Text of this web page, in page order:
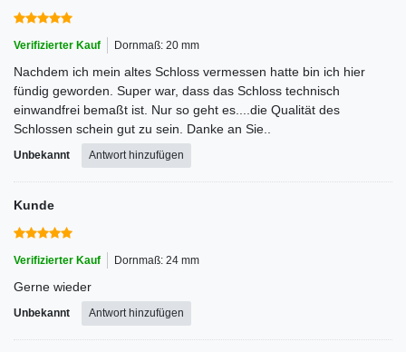
Verifizierter Kauf Dornmaß: 20 mm
Nachdem ich mein altes Schloss vermessen hatte bin ich hier
fündig geworden. Super war, dass das Schloss technisch
einwandfrei bemaßt ist. Nur so geht es....die Qualität des
Schlossen schein gut zu sein. Danke an Sie..
Unbekannt Antwort hinzufügen
Kunde
Verifizierter Kauf Dornmaß: 24 mm
Gerne wieder
Unbekannt Antwort hinzufügen